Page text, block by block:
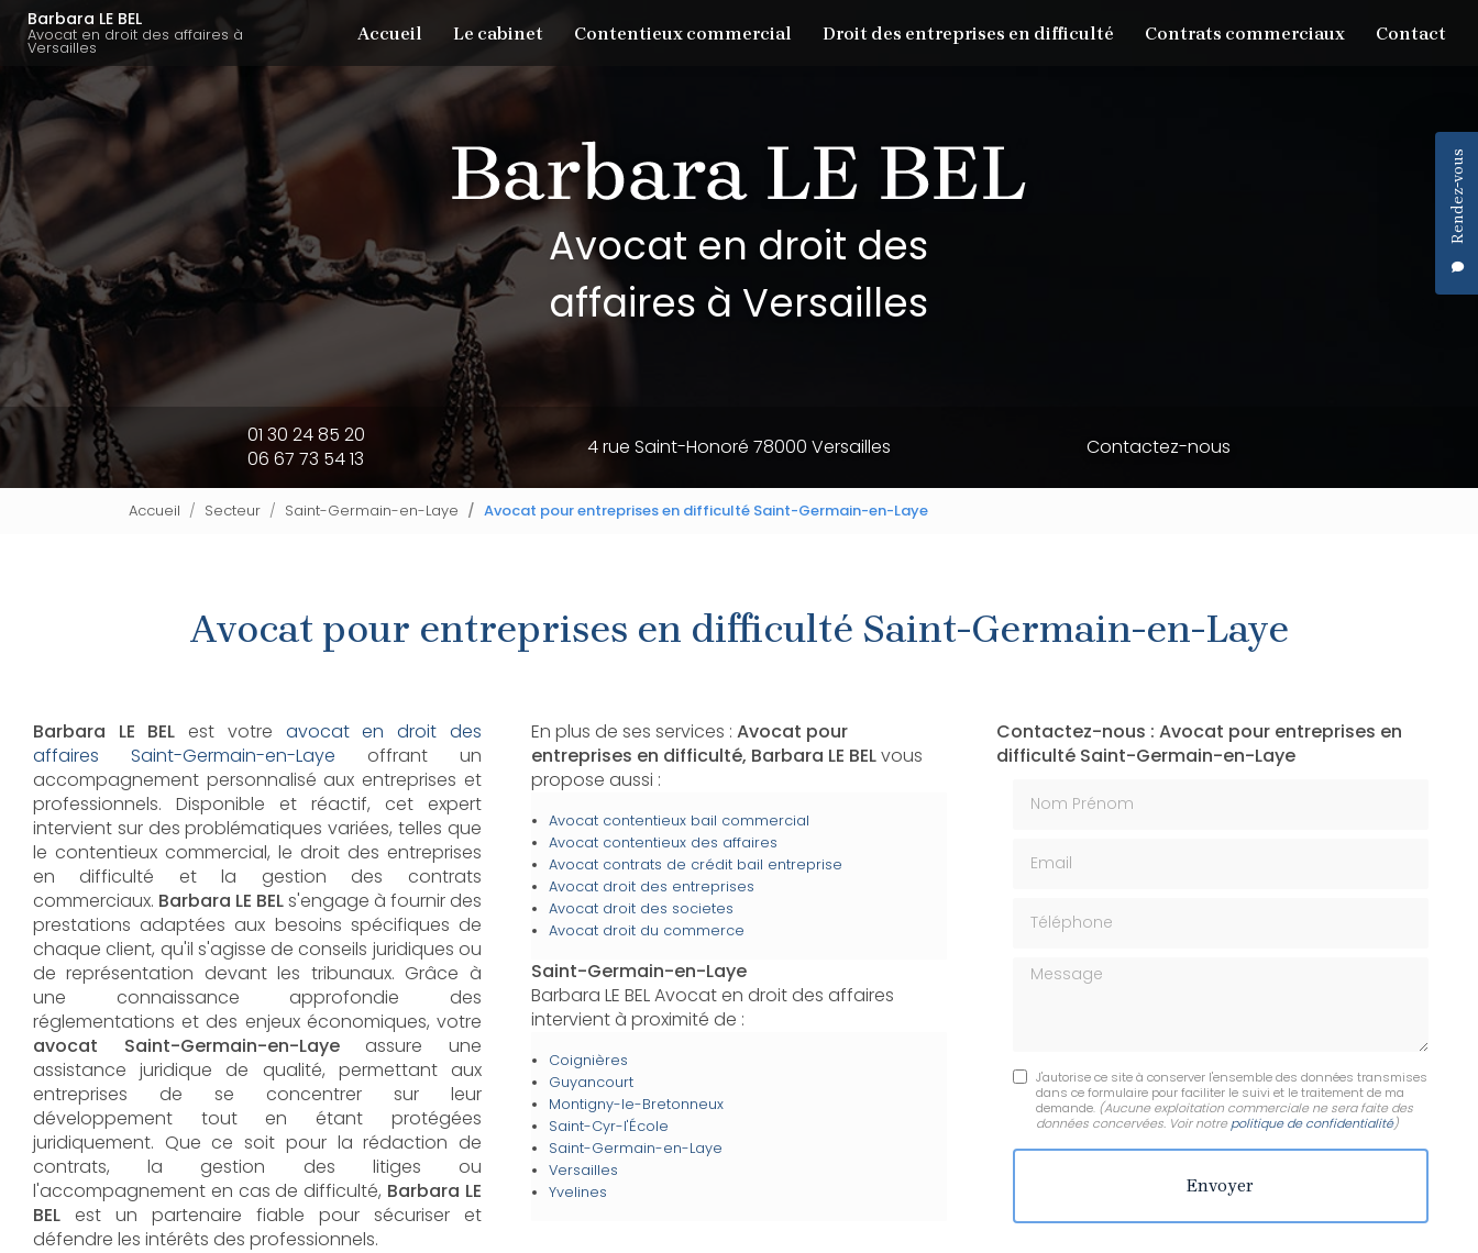
Aller
contenu
principal
Barbara LE BEL
Avocat en droit des affaires à
Versailles
Rendez-vous
Accueil
Le cabinet Contentieux commercial Droit des entreprises en difficulté Contrats commerciaux Contact
Avocat en droit des
affaires à Versailles
01 30 24 85 20
06 67 73 54 13
4 rue Saint-Honoré 78000 Versailles Contactez-nous
Accueil Secteur Saint-Germain-en-Laye Avocat pour entreprises en difficulté Saint-Germain-en-Laye
Avocat pour entreprises en difficulté Saint-Germain-en-Laye
Barbara LE BEL est votre avocat en droit des
affaires Saint-Germain-en-Laye offrant un
accompagnement personnalisé aux entreprises et
professionnels. Disponible et réactif, cet expert
intervient sur des problématiques variées, telles que
le contentieux commercial, le droit des entreprises
en difficulté et la gestion des contrats
commerciaux. Barbara LE BELs'engage à fournir des
prestations adaptées aux besoins spécifiques de
chaque client, qu'il s'agisse de conseils juridiques ou
de représentation devant les tribunaux. Grâce à
une connaissance approfondie des
réglementations et des enjeux économiques, votre
avocat Saint-Germain-en-Layeassure une
assistance juridique de qualité, permettant aux
entreprises de se concentrer sur leur
développement tout en étant protégées
juridiquement. Que ce soit pour la rédaction de
contrats, la gestion des litiges ou
l'accompagnement en cas de difficulté, Barbara LE
BEL​​​​​​​ est un partenaire fiable pour sécuriser et
défendre les intérêts des professionnels.
En plus de ses services : Avocat pour
entreprises en difficulté, Barbara LE BELvous
propose aussi :
Avocat contentieux bail commercial
Avocat contentieux des affaires
Avocat contrats de crédit bail entreprise
Avocat droit des entreprises
Avocat droit des societes
Avocat droit du commerce
Saint-Germain-en-Laye
Barbara LE BEL Avocat en droit des affaires
intervient à proximité de :
Coignières
Guyancourt
Montigny-le-Bretonneux
Saint-Cyr-l'École
Saint-Germain-en-Laye
Versailles
Yvelines
Contactez-nous : Avocat pour entreprises en
difficulté Saint-Germain-en-Laye
Message
J'autorise ce site à conserver l'ensemble des données transmises
dans ce formulaire pour faciliter le suivi et le traitement de ma
demande. (Aucune exploitation commerciale ne sera faite des
données concervées. Voir notre politique de confidentialité)